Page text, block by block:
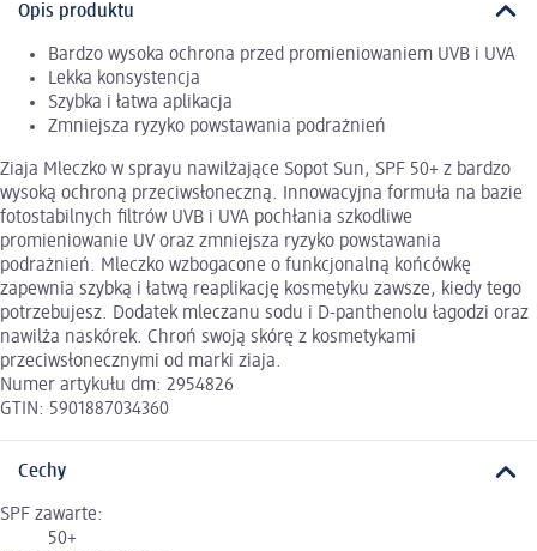
Opis produktu
Bardzo wysoka ochrona przed promieniowaniem UVB i UVA
Lekka konsystencja
Szybka i łatwa aplikacja
Zmniejsza ryzyko powstawania podrażnień
Ziaja Mleczko w sprayu nawilżające Sopot Sun, SPF 50+ z bardzo
wysoką ochroną przeciwsłoneczną. Innowacyjna formuła na bazie
fotostabilnych filtrów UVB i UVA pochłania szkodliwe
promieniowanie UV oraz zmniejsza ryzyko powstawania
podrażnień. Mleczko wzbogacone o funkcjonalną końcówkę
zapewnia szybką i łatwą reaplikację kosmetyku zawsze, kiedy tego
potrzebujesz. Dodatek mleczanu sodu i D-panthenolu łagodzi oraz
nawilża naskórek. Chroń swoją skórę z kosmetykami
przeciwsłonecznymi od marki ziaja.
Numer artykułu dm: 2954826
GTIN: 5901887034360
Cechy
SPF zawarte:
50+